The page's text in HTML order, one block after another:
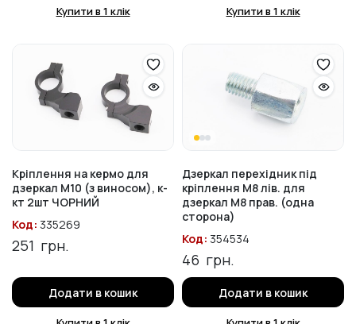
Купити в 1 клік Купити в 1 клік
Кріплення на кермо для
дзеркал M10 (з виносом), к-
кт 2шт ЧОРНИЙ
Код: 335269
251 грн.
Додати в кошик
Дзеркал перехідник під
кріплення М8 лів. для
дзеркал М8 прав. (одна
сторона)
Код: 354534
46 грн.
Додати в кошик